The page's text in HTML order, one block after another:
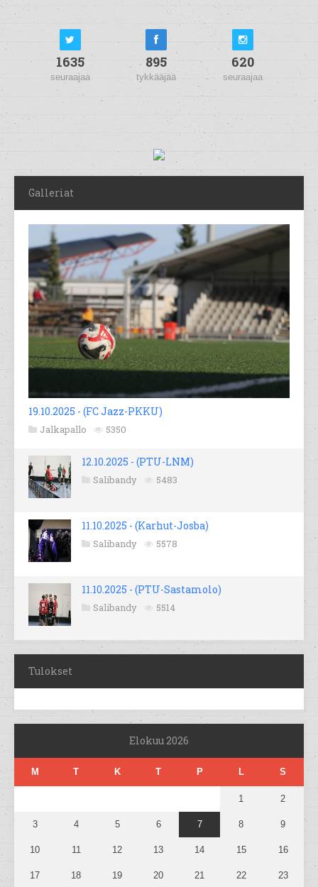
1635
seuraajaa
895
tykkääjää
620
seuraajaa
Galleriat
19.10.2025 - (FC Jazz-PKKU)
Jalkapallo 5350
12.10.2025 - (PTU-LNM)
Salibandy 5483
11.10.2025 - (Karhut-Josba)
Salibandy 5578
11.10.2025 - (PTU-Sastamolo)
Salibandy 5514
Tulokset
Elokuu 2026
M T K T P L S
1 2
3 4 5 6 7 8 9
10 11 12 13 14 15 16
17 18 19 20 21 22 23